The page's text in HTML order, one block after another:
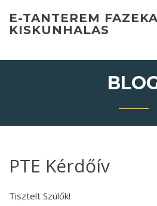
content
E-TANTEREM
KISKUNHALAS
PTE Kérdőív
Tisztelt Szülők!